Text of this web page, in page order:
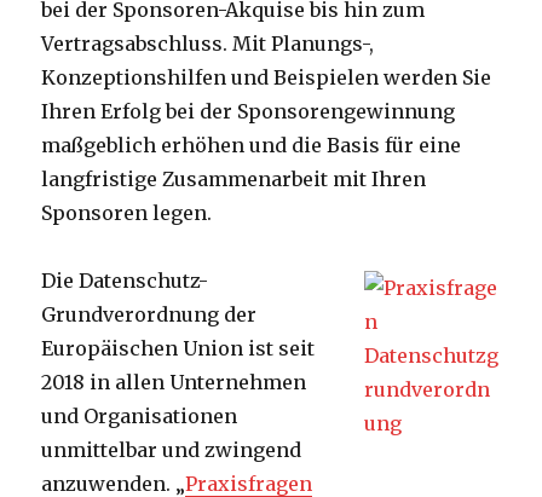
bei der Sponsoren-Akquise bis hin zum
Vertragsabschluss. Mit Planungs-,
Konzeptionshilfen und Beispielen werden Sie
Ihren Erfolg bei der Sponsorengewinnung
maßgeblich erhöhen und die Basis für eine
langfristige Zusammenarbeit mit Ihren
Sponsoren legen.
Die Datenschutz-
Grundverordnung der
Europäischen Union ist seit
2018 in allen Unternehmen
und Organisationen
unmittelbar und zwingend
anzuwenden. „Praxisfragen